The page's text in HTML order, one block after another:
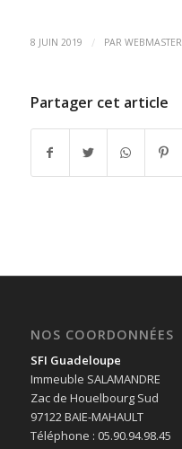
8 JUIN 2019 / PAR WEBMASTER
Partager cet article
NOS COORDONNÉES
SFI Guadeloupe
Immeuble SALAMANDRE
Zac de Houelbourg Sud
97122 BAIE-MAHAULT
Téléphone : 05.90.94.98.45